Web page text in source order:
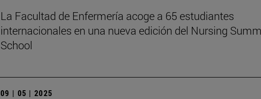
La Facultad de Enfermería acoge a 65 estudiantes
internacionales en una nueva edición del Nursing
School
09 | 05 | 2025